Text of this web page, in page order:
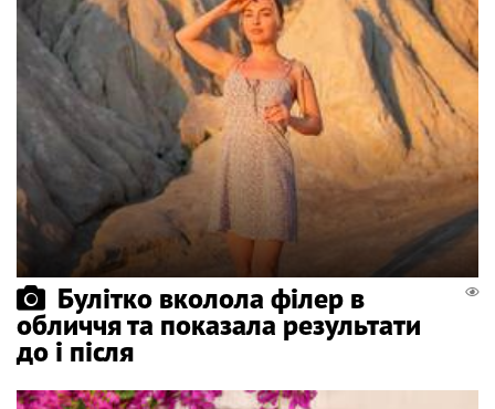
Булітко вколола філер в
обличчя та показала результати
до і після